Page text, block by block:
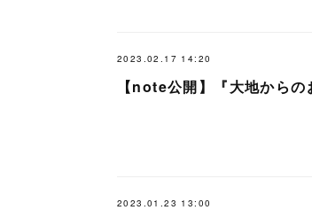
2023.02.17 14:20
【note公開】『大地から
2023.01.23 13:00